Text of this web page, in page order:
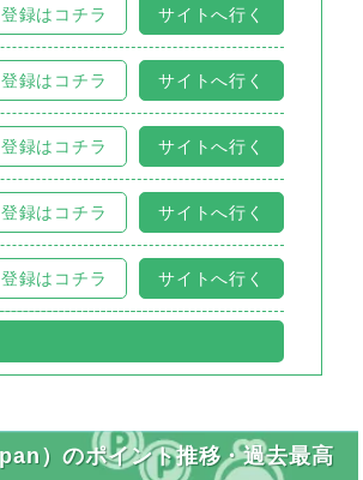
登録はコチラ サイトへ行く
登録はコチラ サイトへ行く
登録はコチラ サイトへ行く
登録はコチラ サイトへ行く
登録はコチラ サイトへ行く